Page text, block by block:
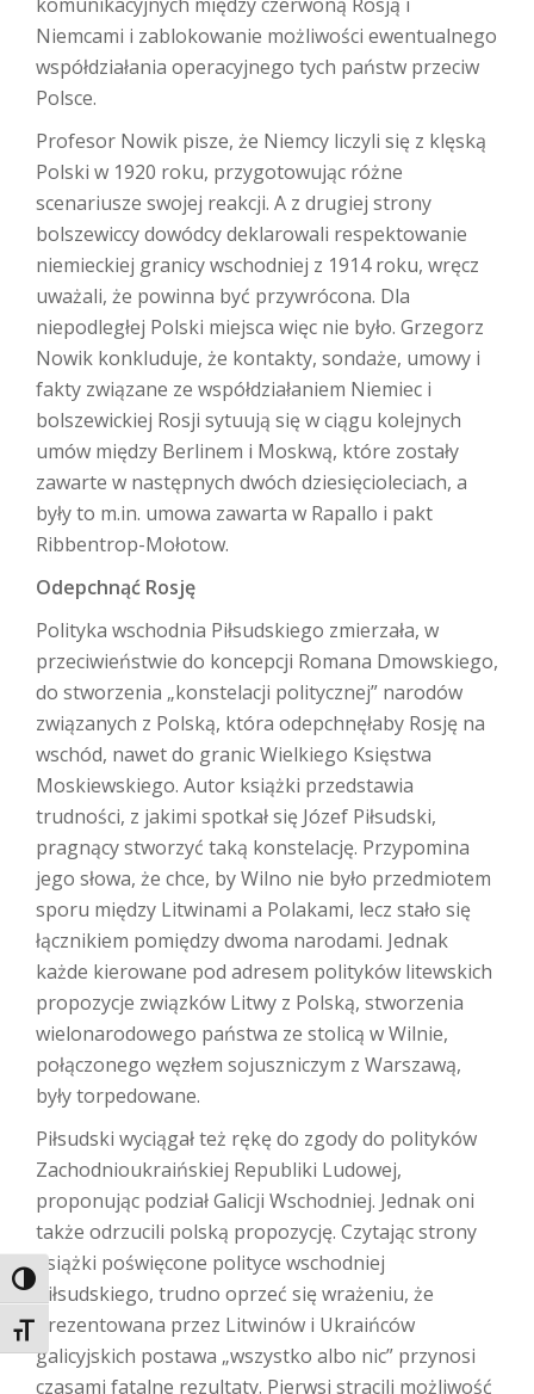
TOGGLE HIGH CONTRAST
TOGGLE FONT SIZE
Niemcami i zablokowanie możliwości ewentualnego
współdziałania operacyjnego tych państw przeciw
Polsce.
Profesor Nowik pisze, że Niemcy liczyli się z klęską
Polski w 1920 roku, przygotowując różne
scenariusze swojej reakcji. A z drugiej strony
bolszewiccy dowódcy deklarowali respektowanie
niemieckiej granicy wschodniej z 1914 roku, wręcz
uważali, że powinna być przywrócona. Dla
niepodległej Polski miejsca więc nie było. Grzegorz
Nowik konkluduje, że kontakty, sondaże, umowy i
fakty związane ze współdziałaniem Niemiec i
bolszewickiej Rosji sytuują się w ciągu kolejnych
umów między Berlinem i Moskwą, które zostały
zawarte w następnych dwóch dziesięcioleciach, a
były to m.in. umowa zawarta w Rapallo i pakt
Ribbentrop-Mołotow.
Odepchnąć Rosję
Polityka wschodnia Piłsudskiego zmierzała, w
przeciwieństwie do koncepcji Romana Dmowskiego,
do stworzenia „konstelacji politycznej” narodów
związanych z Polską, która odepchnęłaby Rosję na
wschód, nawet do granic Wielkiego Księstwa
Moskiewskiego. Autor książki przedstawia
trudności, z jakimi spotkał się Józef Piłsudski,
pragnący stworzyć taką konstelację. Przypomina
jego słowa, że chce, by Wilno nie było przedmiotem
sporu między Litwinami a Polakami, lecz stało się
łącznikiem pomiędzy dwoma narodami. Jednak
każde kierowane pod adresem polityków litewskich
propozycje związków Litwy z Polską, stworzenia
wielonarodowego państwa ze stolicą w Wilnie,
połączonego węzłem sojuszniczym z Warszawą,
były torpedowane.
Piłsudski wyciągał też rękę do zgody do polityków
Zachodnioukraińskiej Republiki Ludowej,
proponując podział Galicji Wschodniej. Jednak oni
także odrzucili polską propozycję. Czytając strony
książki poświęcone polityce wschodniej
Piłsudskiego, trudno oprzeć się wrażeniu, że
prezentowana przez Litwinów i Ukraińców
galicyjskich postawa „wszystko albo nic” przynosi
czasami fatalne rezultaty. Pierwsi stracili możliwość